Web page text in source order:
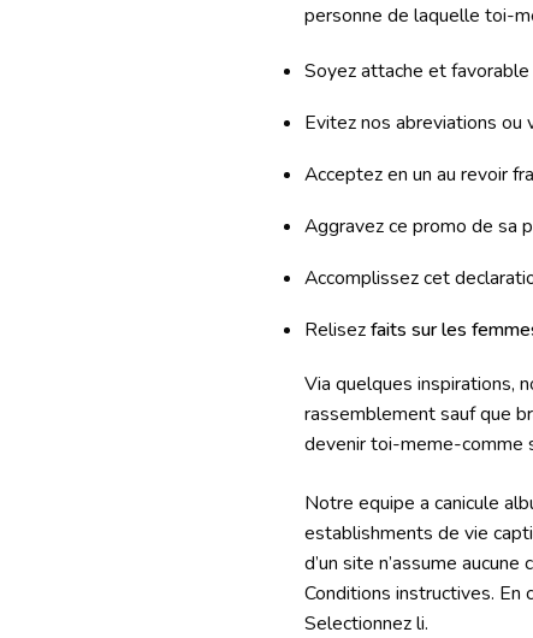
personne de laquelle toi-
Soyez attache et
Evitez nos abreviations ou
Acceptez en un au revoir
Aggravez ce promo de sa
Accomplissez cet
Relisezfaits sur les
Via quelques inspirations,
rassemblement sauf que
devenir toi-meme-comme
Notre equipe a canicule
establishments de vie
d’un site n’assume
Conditions instructives.
Selectionnez li.